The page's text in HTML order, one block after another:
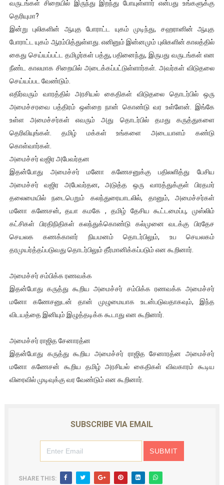
வருடங்கள் சிறையில் இருந்து இறந்து போயுள்ளார் என்பது உங்களுக்கு
தெரியுமா?
இன்று புலிகளின் ஆயுத போராட்ட யுகம் முடிந்து, சஹரானின் ஆயுத
போராட்ட யுகம் ஆரம்பித்துள்ளது. எனினும் இன்னமும் புலிகளின் காலத்தில்
கைது செய்யப்பட்ட தமிழர்கள் பத்து, பதினைந்து, இருபது வருடங்கள் என
நீண்ட காலமாக சிறையில் அடைக்கப்பட்டுள்ளார்கள். அவர்கள் விடுதலை
செய்யப்பட வேண்டும்.
எதிர்வரும் வாரத்தில் அரசியல் கைதிகள் விடுதலை தொடர்பில் ஒரு
அமைச்சரவை பத்திரம் ஒன்றை நான் கொண்டு வர உள்ளேன். இங்கே
உள்ள அமைச்சர்கள் எவரும் அது தொடர்பில் தமது கருத்துகளை
தெரிவியுங்கள். தமிழ் மக்கள் உங்களை அடையாளம் கண்டு
கொள்வார்கள்.
அமைச்சர் வஜிர அபேவர்தன
இதன்போது அமைச்சர் மனோ கணேசனுக்கு பதிலளித்து பேசிய
அமைச்சர் வஜிர அபேவர்தன, அடுத்த ஒரு வாரத்துக்குள் பிரதமர்
தலைமையில் நடைபெறும் கலந்துரையாடலில், தானும், அமைச்சர்கள்
மனோ கணேசன், தயா கமகே , தமிழ் தேசிய கூட்டமைப்பு, முஸ்லிம்
கட்சிகள் பிரதிநிதிகள் கலந்துக்கொண்டு கல்முனை வடக்கு பிரதேச
செயலக கணக்காளர் நியமனம் தொடர்பிலும், உப செயலகம்
தரமுயர்த்தப்படுவது தொடர்பிலும் தீர்மானிக்கப்படும் என கூறினார்.
அமைச்சர் சம்பிக்க ரணவக்க
இதன்போது கருத்து கூறிய அமைச்சர் சம்பிக்க ரணவக்க அமைச்சர்
மனோ கணேசனுடன் தான் முழுமையாக உடன்படுவதாகவும், இந்த
விடயத்தை இனியும் இழுத்தடிக்க கூடாது என கூறினார்.
அமைச்சர் ராஜித சேனாரத்ன
இதன்போது கருத்து கூறிய அமைச்சர் ராஜித சேனாரத்ன அமைச்சர்
மனோ கணேசன் கூறிய தமிழ் அரசியல் கைதிகள் விவகாரம் கூடிய
விரைவில் முடிவுக்கு வர வேண்டும் என கூறினார்.
SUBSCRIBE VIA EMAIL
SHARE THIS: